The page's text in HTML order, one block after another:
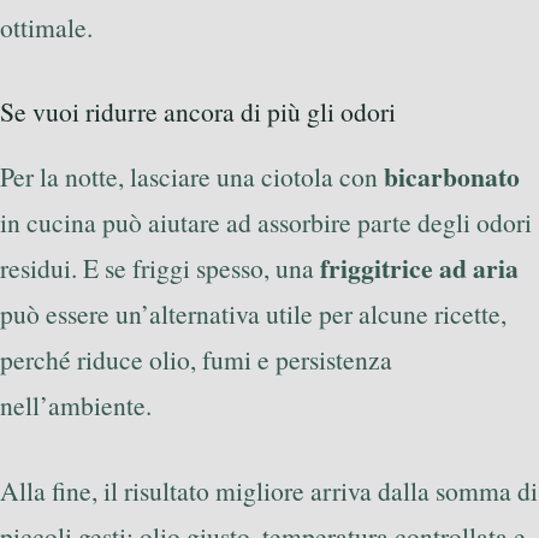
ottimale.
Se vuoi ridurre ancora di più gli odori
Per la notte, lasciare una ciotola conbicarbonato
in cucina può aiutare ad assorbire parte degli odori
residui. E se friggi spesso, unafriggitrice ad aria
può essere un’alternativa utile per alcune ricette,
perché riduce olio, fumi e persistenza
nell’ambiente.
Alla fine, il risultato migliore arriva dalla somma di